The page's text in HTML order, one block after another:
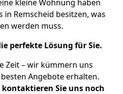
kleine Wohnung haben
Remscheid besitzen, was
werden muss.
perfekte Lösung für Sie.
Zeit – wir kümmern uns
Angebote erhalten.
kontaktieren Sie uns noch